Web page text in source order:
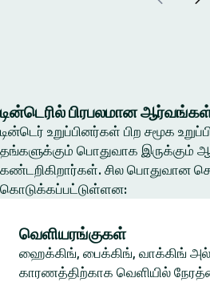
டின்டெரில் பிரபலமான
டின்டெர் உறுப்பினர்கள் பிற சமூக
தங்களுக்கும் பொதுவாக
கண்டறிகிறார்கள். சில பொதுவான
கொடுக்கப்பட்டுள்ளன:
வெளியரங்குகள்
ஹைக்கிங், பைக்கிங், வாக்கிங்
காரணத்திற்காக வெளியில்